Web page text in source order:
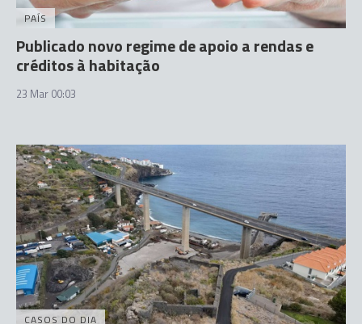
PAÍS
Publicado novo regime de apoio a rendas e
créditos à habitação
23 Mar 00:03
CASOS DO DIA